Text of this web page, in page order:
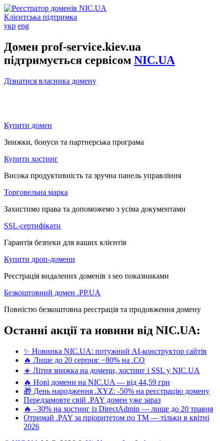
Клієнтська підтримка
укр eng
Домен prof-service.kiev.ua
підтримується сервісом NIC.UA
Дізнатися власника домену
Купити домен
Знижки, бонуси та партнерська програма
Купити хостинг
Висока продуктивність та зручна панель управління
Торговельна марка
Захистимо права та допоможемо з усіма документами
SSL-сертифікати
Гарантія безпеки для ваших клієнтів
Купити дроп-домени
Реєстрація видалених доменів з seo показниками
Безкоштовний домен .PP.UA
Повністю безкоштовна реєстрація та продовження домену
Останні акції та новини від NIC.UA:
✨ Новинка NIC.UA: потужний AI-конструктор сайтів
🔥 Лише до 20 серпня: −80% на .CO
☀️ Літня знижка на домени, хостинг і SSL у NIC.UA
🔥 Нові домени на NIC.UA — від 44,59 грн
🎁 День народження .XYZ: -50% на реєстрацію домену
Передзамовте свій .PAY домен уже зараз
🔥 –30% на хостинг із DirectAdmin — лише до 20 травня
Отримай .PAY за пріоритетом по ТМ — тільки в квітні
2026